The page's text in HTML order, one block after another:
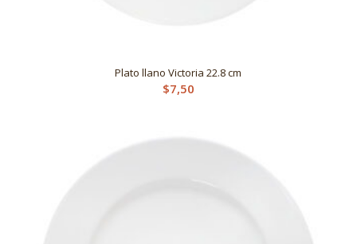
Plato llano Victoria 22.8 cm
$7,50